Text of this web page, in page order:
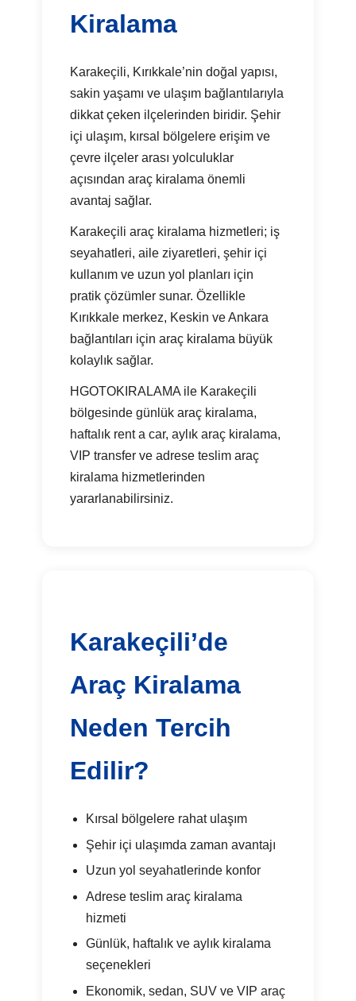
Kiralama
Karakeçili, Kırıkkale’nin doğal yapısı,
sakin yaşamı ve ulaşım bağlantılarıyla
dikkat çeken ilçelerinden biridir. Şehir
içi ulaşım, kırsal bölgelere erişim ve
çevre ilçeler arası yolculuklar
açısından araç kiralama önemli
avantaj sağlar.
Karakeçili araç kiralama hizmetleri; iş
seyahatleri, aile ziyaretleri, şehir içi
kullanım ve uzun yol planları için
pratik çözümler sunar. Özellikle
Kırıkkale merkez, Keskin ve Ankara
bağlantıları için araç kiralama büyük
kolaylık sağlar.
HGOTOKIRALAMA ile Karakeçili
bölgesinde günlük araç kiralama,
haftalık rent a car, aylık araç kiralama,
VIP transfer ve adrese teslim araç
kiralama hizmetlerinden
yararlanabilirsiniz.
Karakeçili’de
Araç Kiralama
Neden Tercih
Edilir?
Kırsal bölgelere rahat ulaşım
Şehir içi ulaşımda zaman avantajı
Uzun yol seyahatlerinde konfor
Adrese teslim araç kiralama
hizmeti
Günlük, haftalık ve aylık kiralama
seçenekleri
Ekonomik, sedan, SUV ve VIP araç